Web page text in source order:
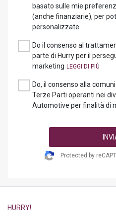
basato sulle mie
(anche finanziarie), per
personalizzate.
Do il consenso al
parte di Hurry per il
marketing
Do, il consenso alla
Terze Parti operanti nei
Automotive per finalità di
Protected by
HURRY!